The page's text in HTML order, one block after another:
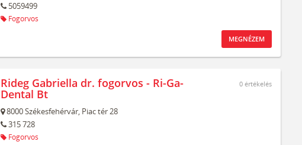
5059499
Fogorvos
MEGNÉZEM
Rideg Gabriella dr. fogorvos - Ri-Ga-
Dental Bt
8000Székesfehérvár, Piac tér 28
315 728
Fogorvos
0 értékelés